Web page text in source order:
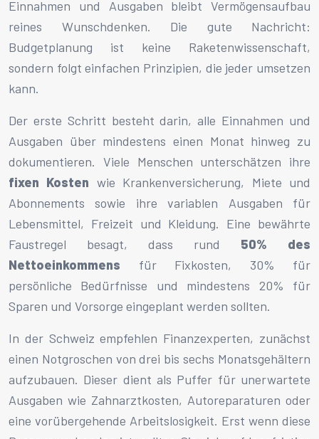
Einnahmen und Ausgaben bleibt Vermögensaufbau
reines Wunschdenken. Die gute Nachricht:
Budgetplanung ist keine Raketenwissenschaft,
sondern folgt einfachen Prinzipien, die jeder umsetzen
kann.
Der erste Schritt besteht darin, alle Einnahmen und
Ausgaben über mindestens einen Monat hinweg zu
dokumentieren. Viele Menschen unterschätzen ihre
fixen Kosten wie Krankenversicherung, Miete und
Abonnements sowie ihre variablen Ausgaben für
Lebensmittel, Freizeit und Kleidung. Eine bewährte
Faustregel besagt, dass rund 50% des
Nettoeinkommens für Fixkosten, 30% für
persönliche Bedürfnisse und mindestens 20% für
Sparen und Vorsorge eingeplant werden sollten.
In der Schweiz empfehlen Finanzexperten, zunächst
einen Notgroschen von drei bis sechs Monatsgehältern
aufzubauen. Dieser dient als Puffer für unerwartete
Ausgaben wie Zahnarztkosten, Autoreparaturen oder
eine vorübergehende Arbeitslosigkeit. Erst wenn diese